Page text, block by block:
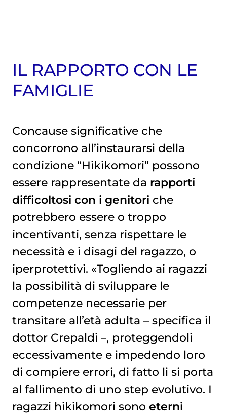
IL RAPPORTO CON LE
FAMIGLIE
Concause significative che
concorrono all’instaurarsi della
condizione “Hikikomori” possono
essere rappresentate da rapporti
difficoltosi con i genitori che
potrebbero essere o troppo
incentivanti, senza rispettare le
necessità e i disagi del ragazzo, o
iperprotettivi. «Togliendo ai ragazzi
la possibilità di sviluppare le
competenze necessarie per
transitare all’età adulta – specifica il
dottor Crepaldi –, proteggendoli
eccessivamente e impedendo loro
di compiere errori, di fatto li si porta
al fallimento di uno step evolutivo. I
ragazzi hikikomori sono eterni